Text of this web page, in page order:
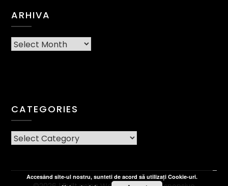
ARHIVA
Arhiva
CATEGORIES
CATEGORIES
Accesând site-ul nostru, sunteti de acord să utilizați Cookie-uri.